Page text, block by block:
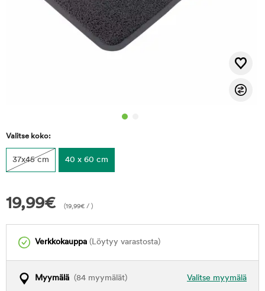
Valitse koko:
37x45 cm 40 x 60 cm
19,99€ (19,99€ / )
Verkkokauppa (Löytyy varastosta)
Valitse myymälä
Myymälä (84 myymälät)